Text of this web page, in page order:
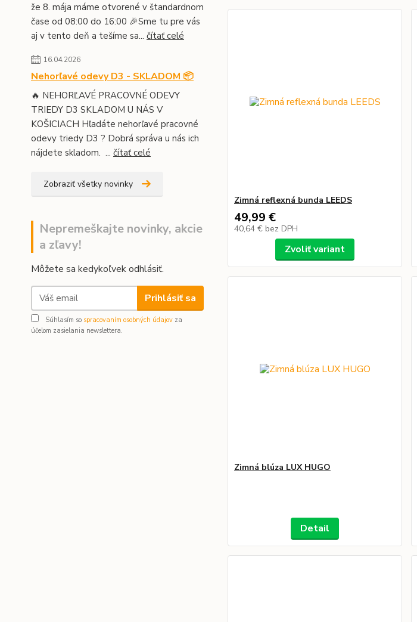
že 8. mája máme otvorené v štandardnom
čase od 08:00 do 16:00 🎉Sme tu pre vás
aj v tento deň a tešíme sa... čítať celé
16.04.2026
Nehorľavé odevy D3 - SKLADOM 📦
🔥 NEHORĽAVÉ PRACOVNÉ ODEVY
TRIEDY D3 SKLADOM U NÁS V
KOŠICIACH Hľadáte nehorľavé pracovné
odevy triedy D3 ? Dobrá správa u nás ich
nájdete skladom. ... čítať celé
Zobraziť všetky novinky
Nepremeškajte novinky, akcie
a zľavy!
Môžete sa kedykoľvek odhlásiť.
Prihlásiť sa
Súhlasím so spracovaním osobných údajov za
účelom zasielania newslettera.
Zimná reflexná bunda LEEDS
49,99 €
40,64 € bez DPH
Zvoliť variant
Zimná blúza LUX HUGO
Detail